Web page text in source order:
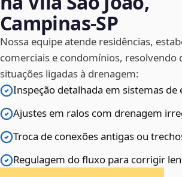
Campinas‑SP
Nossa equipe atende residências,
comerciais e condomínios, resolvendo
situações ligadas à drenagem:
Inspeção detalhada em sistemas de
Ajustes em ralos com drenagem
Troca de conexões antigas ou
Regulagem do fluxo para corrigir